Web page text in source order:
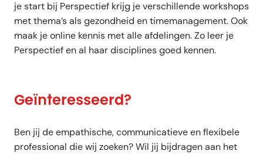
je start bij Perspectief krijg je verschillende workshops
met thema’s als gezondheid en timemanagement. Ook
maak je online kennis met alle afdelingen. Zo leer je
Perspectief en al haar disciplines goed kennen.
Geïnteresseerd?
Ben jij de empathische, communicatieve en flexibele
professional die wij zoeken? Wil jij bijdragen aan het